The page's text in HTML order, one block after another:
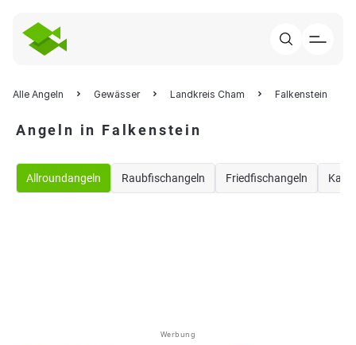
Alle Angeln Gewässer Landkreis Cham Falkenstein
Angeln in Falkenstein
Allroundangeln Raubfischangeln Friedfischangeln
Werbung